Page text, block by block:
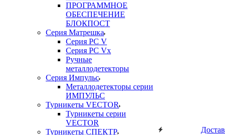
ПРОГРАММНОЕ
ОБЕСПЕЧЕНИЕ
БЛОКПОСТ
Серия Матрешка
Серия PC V
Серия PC Vx
Ручные
металлодетекторы
Серия Импульс
Металлодетекторы серии
ИМПУЛЬС
Турникеты VECTOR
Турникеты серии
VECTOR
Турникеты СПЕКТР